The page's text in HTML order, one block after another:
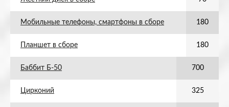
Мобильные телефоны, смартфоны в сборе 180
Планшет в сборе 180
Баббит Б-50 700
Цирконий 325